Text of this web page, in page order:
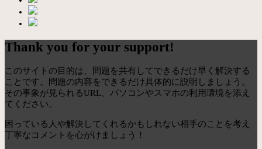
Thank you for your support!
このサイトの目的は、問題を共有してできるだけ早く解決する
ことです。問題の内容をできるだけ具体的に説明しましょう。
その事象が見られるURL、パソコンやスマホの利用環境を添え
てください。
困っている人や解決してくれるかもしれない相手のことを考え
丁寧なコメントを心がけましょう！